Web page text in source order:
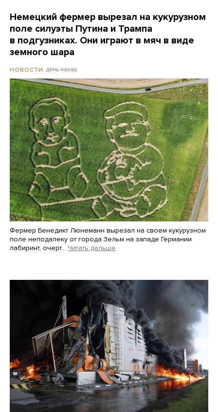
Немецкий фермер вырезал на кукурузном
поле силуэты Путина и Трампа
в подгузниках. Они играют в мяч в виде
земного шара
НОВОСТИ день назад
Фермер Бенедикт Люнеманн вырезал на своем кукурузном
поле неподалеку от города Зельм на западе Германии
лабиринт, очерт… Читать дальше